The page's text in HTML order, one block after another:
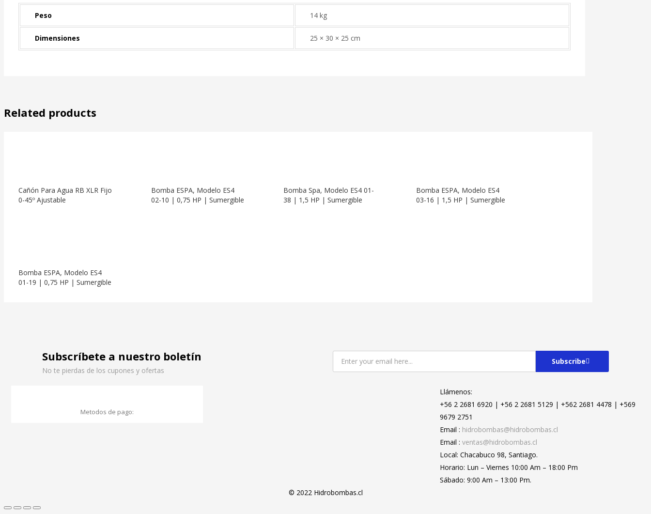
Peso 14 kg
Dimensiones 25 × 30 × 25 cm
Related products
Cañón Para Agua RB XLR Fijo
0-45º Ajustable
Bomba ESPA, Modelo ES4
02-10 | 0,75 HP | Sumergible
Bomba Spa, Modelo ES4 01-
38 | 1,5 HP | Sumergible
Bomba ESPA, Modelo ES4
03-16 | 1,5 HP | Sumergible
Bomba ESPA, Modelo ES4
01-19 | 0,75 HP | Sumergible
Subscríbete a nuestro boletín
No te pierdas de los cupones y ofertas
Subscribe
Metodos de pago:
Llámenos:
+56 2 2681 6920 | +56 2 2681 5129 | +562 2681 4478 | +569
9679 2751
Email : hidrobombas@hidrobombas.cl
Email :ventas@hidrobombas.cl
Local: Chacabuco 98, Santiago.
Horario: Lun – Viernes 10:00 Am – 18:00 Pm
Sábado: 9:00 Am – 13:00 Pm.
© 2022 Hidrobombas.cl